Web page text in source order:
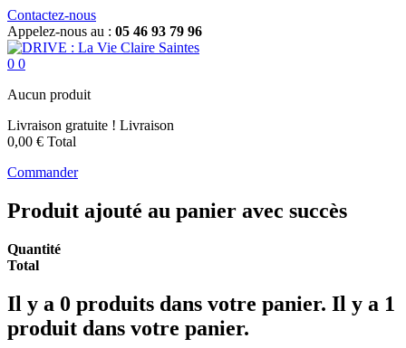
Contactez-nous
Appelez-nous au : 05 46 93 79 96
0 0
Aucun produit
Livraison gratuite ! Livraison
0,00 € Total
Commander
Produit ajouté au panier avec succès
Quantité
Total
Il y a 0 produits dans votre panier. Il y a 1
produit dans votre panier.